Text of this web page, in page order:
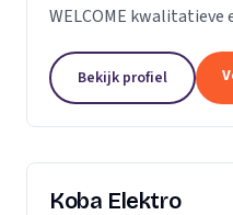
WELCOME
Bekijk profiel
Koba Elektro